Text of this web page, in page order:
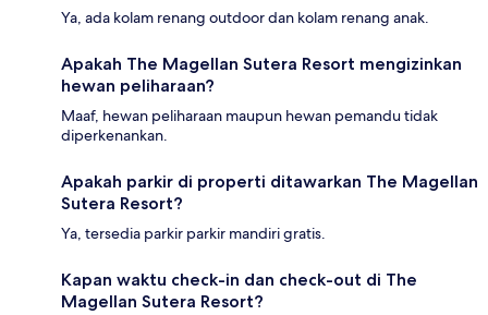
Ya, ada kolam renang outdoor dan kolam renang anak.
Apakah The Magellan Sutera Resort mengizinkan
hewan peliharaan?
Maaf, hewan peliharaan maupun hewan pemandu tidak
diperkenankan.
Apakah parkir di properti ditawarkan The Magellan
Sutera Resort?
Ya, tersedia parkir parkir mandiri gratis.
Kapan waktu check-in dan check-out di The
Magellan Sutera Resort?